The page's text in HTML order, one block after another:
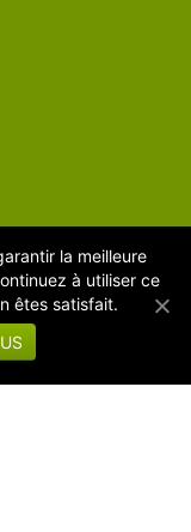
la meilleure
à utiliser ce
êtes satisfait.